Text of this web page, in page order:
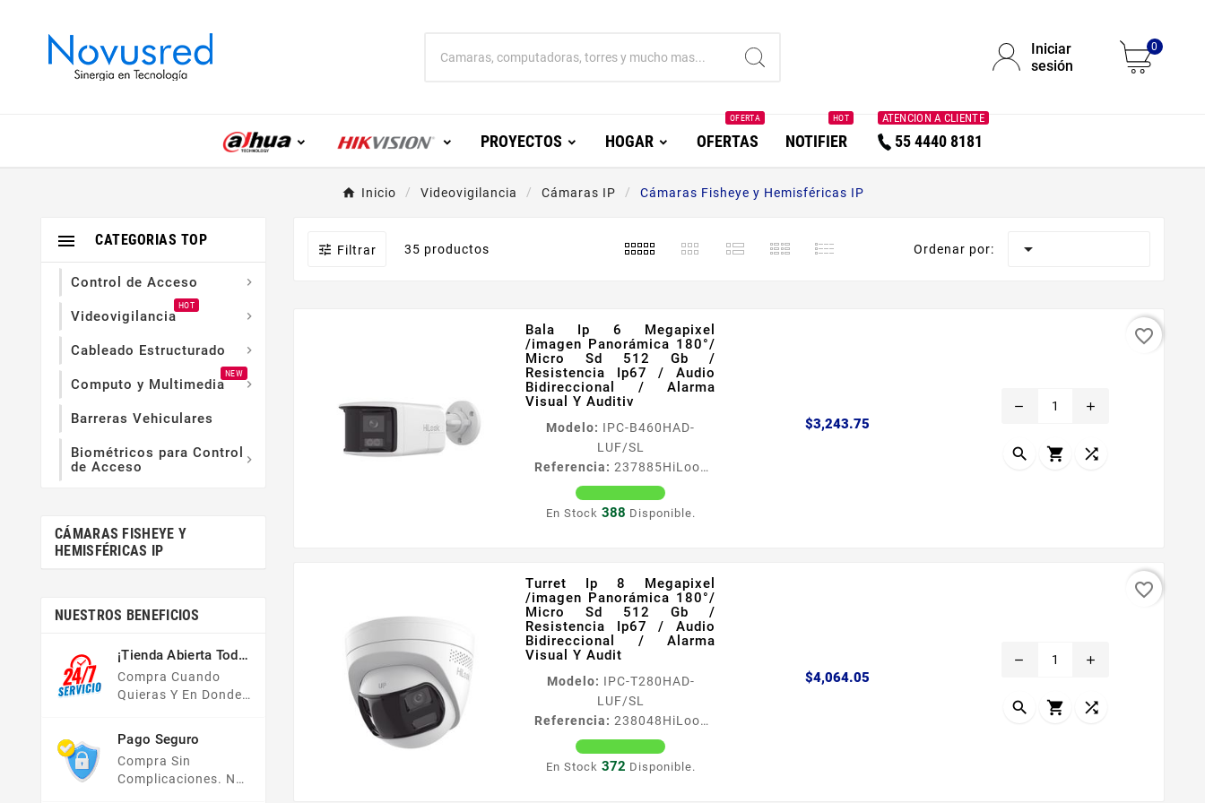
Iniciar
sesión
0
PROYECTOS HOGAR OFERTAS
OFERTA
NOTIFIER
HOT
55 4440 8181
ATENCION A CLIENTE
Inicio Videovigilancia Cámaras IP Cámaras Fisheye y Hemisféricas IP
CATEGORIAS TOP

Control de Acceso 
Videovigilancia
HOT

Cableado Estructurado 
Computo y Multimedia
NEW

Barreras Vehiculares
Biométricos para Control
de Acceso

CÁMARAS FISHEYE Y
HEMISFÉRICAS IP
NUESTROS BENEFICIOS
¡Tienda Abierta Todo
El Año!
Compra Cuando
Quieras Y En Donde
Tienda En Línea Está
Disponible Las 24
Hrs Del Día, Los 7
Días De La Semana.
Pago Seguro
Compra Sin
Complicaciones. No
 Filtrar 35 productos Ordenar por: 
Bala Ip 6 Megapixel
/imagen Panorámica 180°/
Micro Sd 512 Gb /
Resistencia Ip67 / Audio
Bidireccional / Alarma
Visual Y Auditiv
Modelo: IPC-B460HAD-
LUF/SL
Referencia: 237885HiLook
by HIKVISION IPC-B460HAD-
LUF/SL Bala Ip 6 Megapixel
Bidireccional / Alarma Visual
Y Auditiv
Caracteriacutesticas
Principales Resolucioacuten
maacutexima 6
Megapiacutexeles 3632 times
1632 Lente fijo 28 mm
aacutengulo de visioacuten
180deg Dual light 30 m Smart
IR 30 m luz blanca 3D DNR
En Stock 388 Disponible.
$3,243.75
remove add
  
favorite_border
Turret Ip 8 Megapixel
/imagen Panorámica 180°/
Micro Sd 512 Gb /
Resistencia Ip67 / Audio
Bidireccional / Alarma
Visual Y Audit
Modelo: IPC-T280HAD-
LUF/SL
Referencia: 238048HiLook
by HIKVISION IPC-T280HAD-
LUF/SL Turret Ip 8 Megapixel
En Stock 372 Disponible.
$4,064.05
remove add
  
favorite_border